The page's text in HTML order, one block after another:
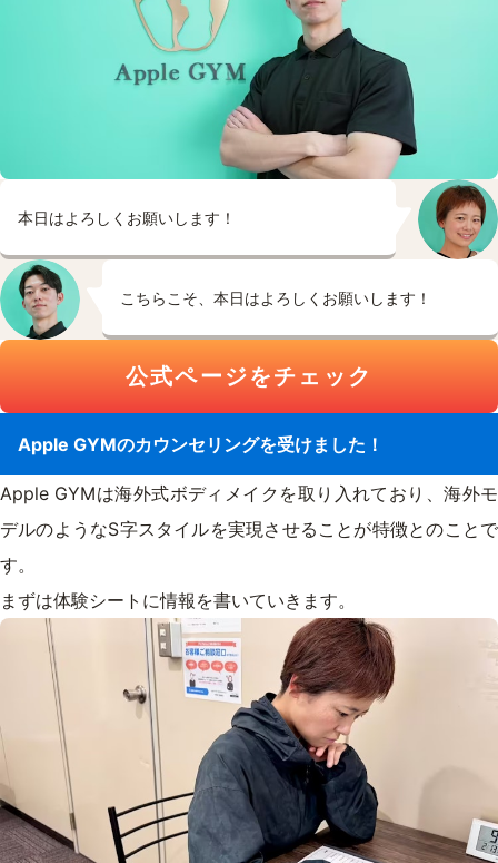
本日はよろしくお願いします！
こちらこそ、本日はよろしくお願いします！
公式ページをチェック
Apple GYMのカウンセリングを受けました！
Apple GYMは海外式ボディメイクを取り入れており、海外モ
デルのようなS字スタイルを実現させることが特徴とのことで
す。
まずは体験シートに情報を書いていきます。